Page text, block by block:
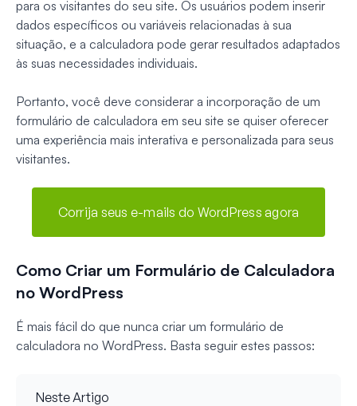
para os visitantes do seu site. Os usuários podem inserir
dados específicos ou variáveis relacionadas à sua
situação, e a calculadora pode gerar resultados adaptados
às suas necessidades individuais.
Portanto, você deve considerar a incorporação de um
formulário de calculadora em seu site se quiser oferecer
uma experiência mais interativa e personalizada para seus
visitantes.
Corrija seus e-mails do WordPress agora
Como Criar um Formulário de Calculadora
no WordPress
É mais fácil do que nunca criar um formulário de
calculadora no WordPress. Basta seguir estes passos:
Neste Artigo